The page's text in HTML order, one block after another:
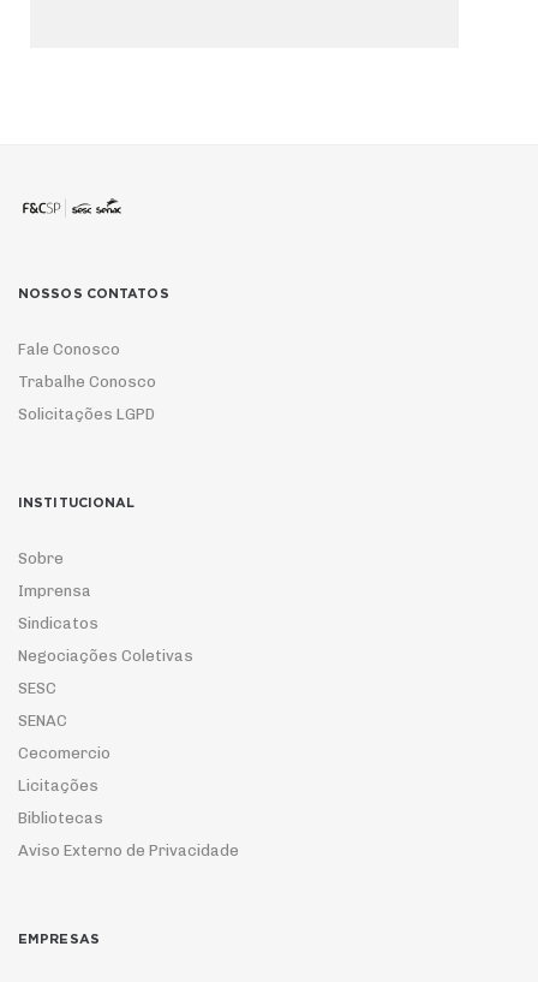
NOSSOS CONTATOS
Fale Conosco
Trabalhe Conosco
Solicitações LGPD
INSTITUCIONAL
Sobre
Imprensa
Sindicatos
Negociações Coletivas
SESC
SENAC
Cecomercio
Licitações
Bibliotecas
Aviso Externo de Privacidade
EMPRESAS